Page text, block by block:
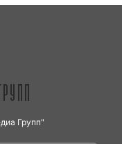
Групп"